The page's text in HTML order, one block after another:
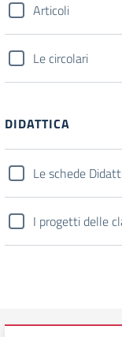
Articoli
Le circolari
DIDATTICA
Le schede
I progetti delle